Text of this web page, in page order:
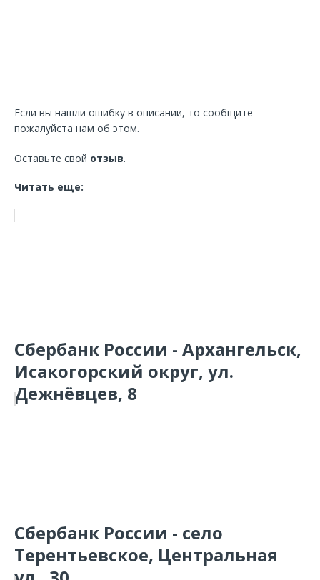
Если вы нашли ошибку в описании, то сообщите
пожалуйста нам об этом.
Оставьте свой отзыв.
Читать еще:
Сбербанк России - Архангельск,
Исакогорский округ, ул.
Дежнёвцев, 8
Сбербанк России - село
Терентьевское, Центральная